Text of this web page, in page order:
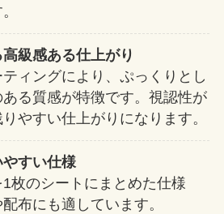
級感ある仕上がり
ィングにより、ぷっくりとし
る質感が特徴です。視認性が
やすい仕上がりになります。
すい仕様
枚のシートにまとめた仕様
布にも適しています。